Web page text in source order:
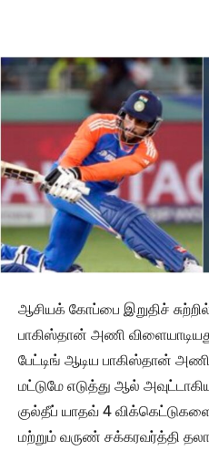
ஆசியக் கோப்பை இறுதிச்
பாகிஸ்தான் அணி
பேட்டிங் ஆடிய பாகிஸ்தான்
மட்டுமே எடுத்து ஆல்
குல்தீப் யாதவ் 4
மற்றும் வருண் சக்கரவர்த்தி